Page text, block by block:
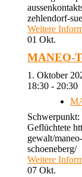
zehlendorf-
Weitere
01 Okt.
MANEO-
1. Oktober
18:30 - 20:30
Schwerpunkt:
Geflüchtete
gewalt/
schoeneberg/
Weitere
07 Okt.